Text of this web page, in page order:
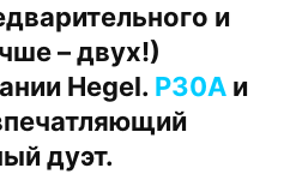
и
– двух!)
Hegel. P30A и
дуэт.